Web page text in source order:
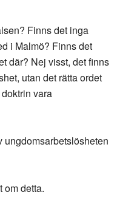
Finns det inga
i Malmö? Finns det
där? Nej visst, det finns
utan det rätta ordet
vara
ungdomsarbetslösheten
om detta.